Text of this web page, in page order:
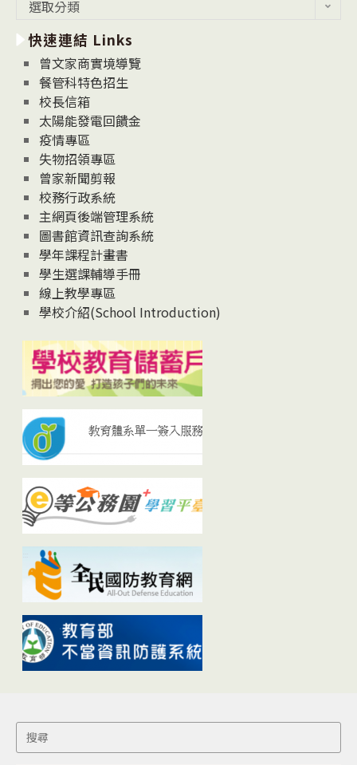
消
息
News
選取分類
快速連結 Links
曾文家商實境導覽
餐管科特色招生
校長信箱
太陽能發電回饋金
疫情專區
失物招領專區
曾家新聞剪報
校務行政系統
主網頁後端管理系統
圖書館資訊查詢系統
學年課程計畫書
學生選課輔導手冊
線上教學專區
學校介紹(School Introduction)
Search
for: